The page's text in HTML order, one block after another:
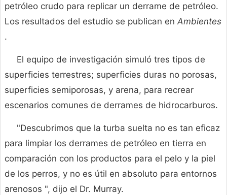
petróleo crudo para replicar un derrame de petróleo.
Los resultados del estudio se publican en Ambientes
.
El equipo de investigación simuló tres tipos de
superficies terrestres; superficies duras no porosas,
superficies semiporosas, y arena, para recrear
escenarios comunes de derrames de hidrocarburos.
"Descubrimos que la turba suelta no es tan eficaz
para limpiar los derrames de petróleo en tierra en
comparación con los productos para el pelo y la piel
de los perros, y no es útil en absoluto para entornos
arenosos ", dijo el Dr. Murray.